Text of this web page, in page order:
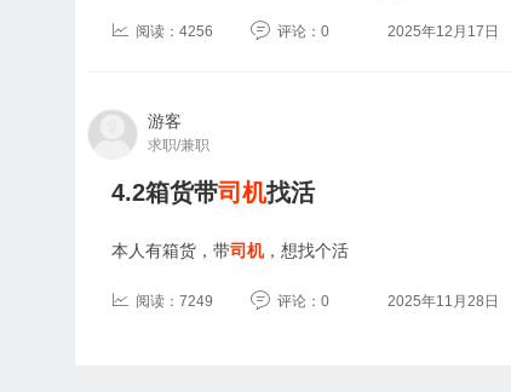
阅读：4256 评论：0 2025年12月17日
游客
求职/兼职
4.2箱货带司机找活
本人有箱货，带司机，想找个活
阅读：7249 评论：0 2025年11月28日